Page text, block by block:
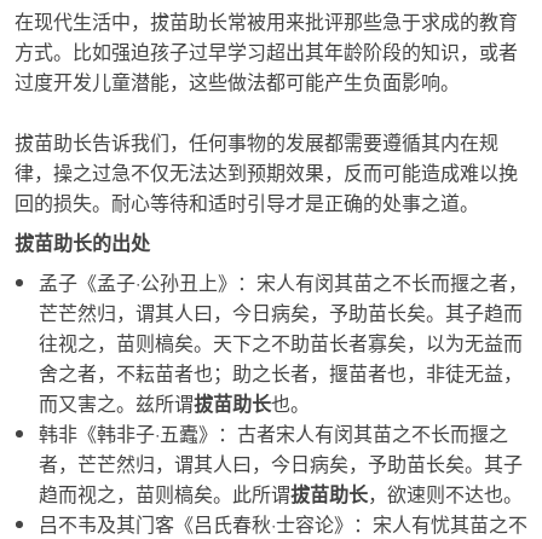
在现代生活中， 拔苗助长常被用来批评那些急于求成的教育
方式。比如强迫孩子过早学习超出其年龄阶段的知识，或者
过度开发儿童潜能，这些做法都可能产生负面影响。
拔苗助长告诉我们，任何事物的发展都需要遵循其内在规
律，操之过急不仅无法达到预期效果，反而可能造成难以挽
回的损失。耐心等待和适时引导才是正确的处事之道。
拔苗助长的出处
孟子《孟子·公孙丑上》：宋人有闵其苗之不长而揠之者，
芒芒然归，谓其人曰，今日病矣，予助苗长矣。其子趋而
往视之，苗则槁矣。天下之不助苗长者寡矣，以为无益而
舍之者，不耘苗者也；助之长者，揠苗者也，非徒无益，
而又害之。兹所谓拔苗助长也。
韩非《韩非子·五蠹》：古者宋人有闵其苗之不长而揠之
者，芒芒然归，谓其人曰，今日病矣，予助苗长矣。其子
趋而视之，苗则槁矣。此所谓拔苗助长，欲速则不达也。
吕不韦及其门客《吕氏春秋·士容论》：宋人有忧其苗之不